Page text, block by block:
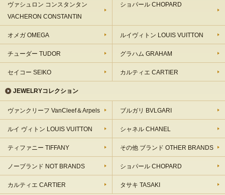
ヴァシュロン コンスタンタン
VACHERON CONSTANTIN
ショパール CHOPARD
オメガ OMEGA ルイヴィトン LOUIS VUITTON
チューダー TUDOR グラハム GRAHAM
セイコー SEIKO カルティエ CARTIER
JEWELRYコレクション
ヴァンクリーフ VanCleef＆Arpels ブルガリ BVLGARI
ルイ ヴィトン LOUIS VUITTON シャネル CHANEL
ティファニー TIFFANY その他 ブランド OTHER BRANDS
ノーブランド NOT BRANDS ショパール CHOPARD
カルティエ CARTIER タサキ TASAKI